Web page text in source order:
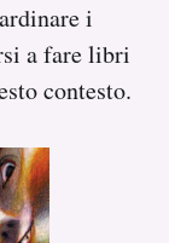
i
a fare libri
contesto.